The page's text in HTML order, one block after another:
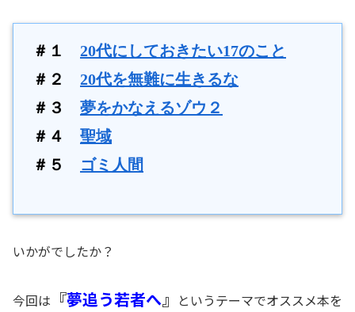
＃１ 20代にしておきたい17のこと
＃２ 20代を無難に生きるな
＃３ 夢をかなえるゾウ２
＃４ 聖域
＃５ ゴミ人間
いかがでしたか？
今回は 『夢追う若者へ』 というテーマでオススメ本を